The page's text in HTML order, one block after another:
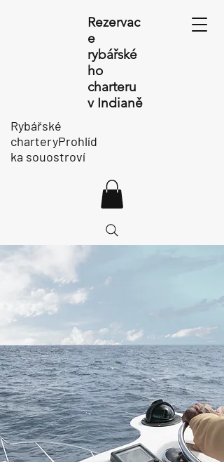
Rezervac
e
rybářské
ho
charteru
v Indianě
Rybářské
charteryProhlíd
ka souostroví